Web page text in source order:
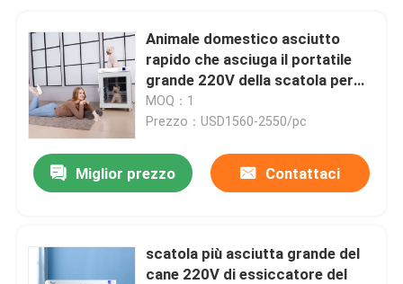
Animale domestico asciutto
rapido che asciuga il portatile
grande 220V della scatola per
Ion Bath negativo
MOQ：1
Prezzo：USD1560-2550/pc
Miglior prezzo Contattaci
scatola più asciutta grande del
cane 220V di essiccatore del